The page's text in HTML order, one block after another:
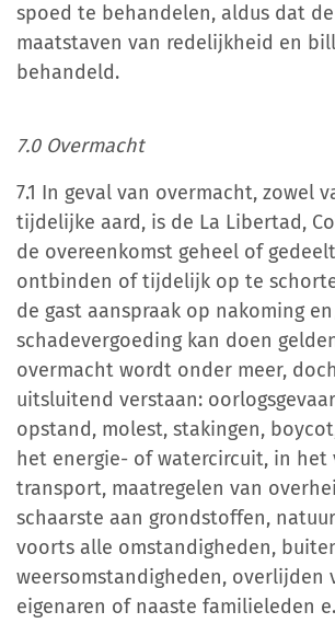
spoed te behandelen, aldus dat
maatstaven van redelijkheid en
behandeld.
7.0 Overmacht
7.1 In geval van overmacht, zowel
tijdelijke aard, is de La Libertad,
de overeenkomst geheel of
ontbinden of tijdelijk op te
de gast aanspraak op nakoming
schadevergoeding kan doen
overmacht wordt onder meer,
uitsluitend verstaan:
opstand, molest, stakingen,
het energie- of watercircuit, in het
transport, maatregelen van
schaarste aan grondstoffen,
voorts alle omstandigheden,
weersomstandigheden, overlijden
eigenaren of naaste familieleden